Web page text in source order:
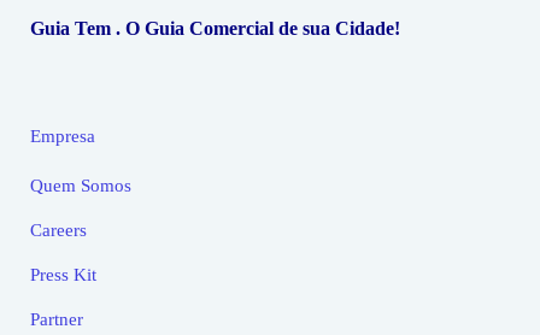
Guia Tem . O Guia Comercial de sua Cidade!
Empresa
Quem Somos
Careers
Press Kit
Partner